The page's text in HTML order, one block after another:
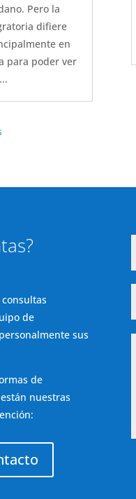
Pero la
difiere
en
para poder ver
de
sus
de
nuestras